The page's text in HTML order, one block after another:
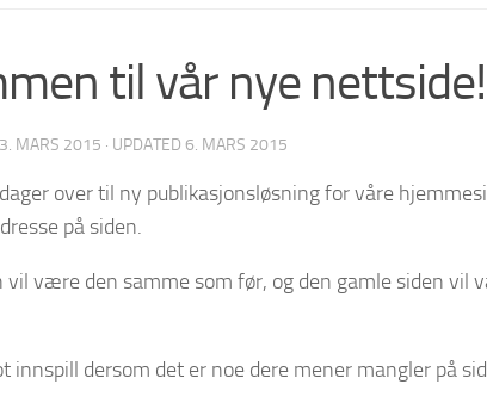
til vår nye nettside!
3. MARS 2015 · UPDATED 6. MARS 2015
over til ny publikasjonsløsning for våre
på siden.
vil være den samme som før, og den gamle siden vil
innspill dersom det er noe dere mener mangler på